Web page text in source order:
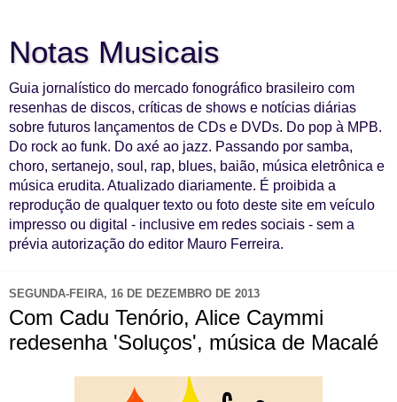
Notas Musicais
Guia jornalístico do mercado fonográfico brasileiro com
resenhas de discos, críticas de shows e notícias diárias
sobre futuros lançamentos de CDs e DVDs. Do pop à MPB.
Do rock ao funk. Do axé ao jazz. Passando por samba,
choro, sertanejo, soul, rap, blues, baião, música eletrônica e
música erudita. Atualizado diariamente. É proibida a
reprodução de qualquer texto ou foto deste site em veículo
impresso ou digital - inclusive em redes sociais - sem a
prévia autorização do editor Mauro Ferreira.
SEGUNDA-FEIRA, 16 DE DEZEMBRO DE 2013
Com Cadu Tenório, Alice Caymmi
redesenha 'Soluços', música de Macalé